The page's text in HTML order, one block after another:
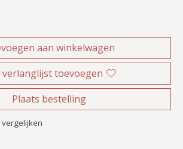
aan winkelwagen
verlanglijst toevoegen
Plaats bestelling